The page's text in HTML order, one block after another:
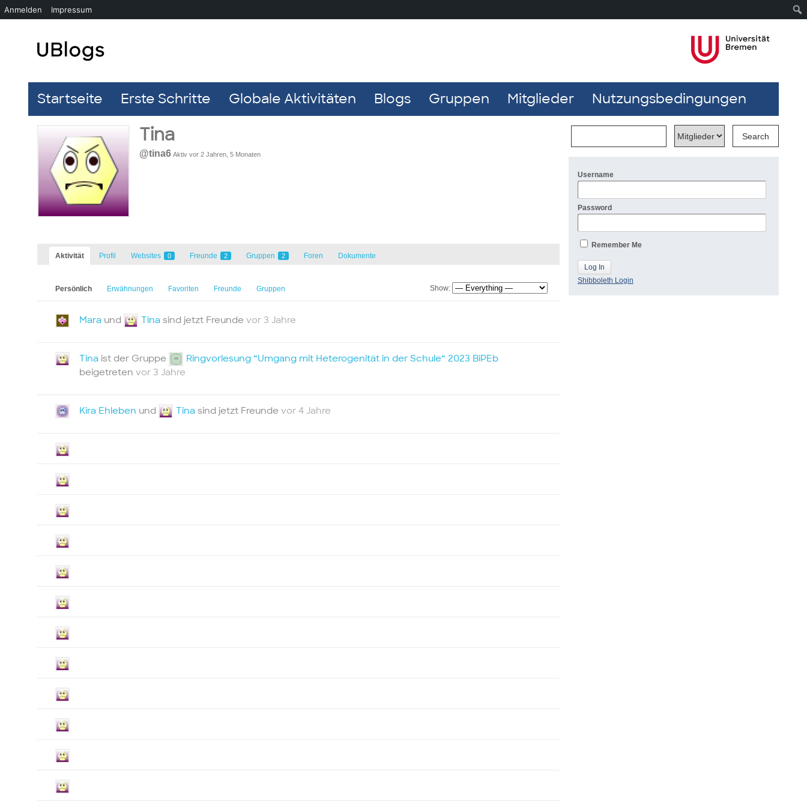
Startseite Erste Schritte Globale Aktivitäten Blogs Gruppen Mitglieder Nutzungsbedingungen
Tina
@tina6 Aktiv vor 2 Jahren, 5 Monaten
Aktivität Profil Websites 0 Freunde 2 Gruppen 2 Foren Dokumente
Persönlich Erwähnungen Favoriten Freunde Gruppen Show:
Mara und Tina sind jetzt Freunde vor 3 Jahre
Tina ist der Gruppe
Ringvorlesung “Umgang mit Heterogenität in der Schule“ 2023 BiPEb
beigetreten vor 3 Jahre
Kira Ehleben und Tina sind jetzt Freunde vor 4 Jahre
Username
Password
Remember Me
Shibboleth Login
Anmelden Impressum